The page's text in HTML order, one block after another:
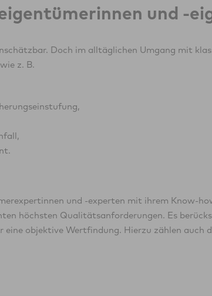
und -
Doch im alltäglichen Umgang mit
z. B.
und -experten mit ihrem Know-
höchsten Qualitätsanforderungen. Es
eine objektive Wertfindung. Hierzu zählen auch